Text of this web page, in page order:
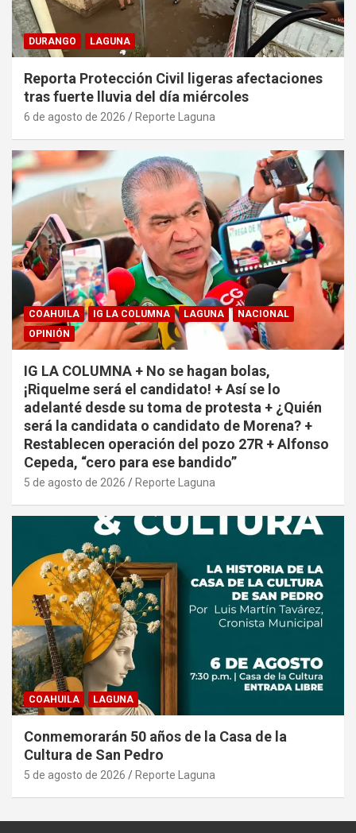
DURANGO LAGUNA
Reporta Protección Civil ligeras afectaciones
tras fuerte lluvia del día miércoles
6 de agosto de 2026 Reporte Laguna
COAHUILA IG LA COLUMNA LAGUNA
NACIONAL
OPINIÓN
IG LA COLUMNA + No se hagan bolas,
¡Riquelme será el candidato! + Así se lo
adelanté desde su toma de protesta + ¿Quién
será la candidata o candidato de Morena? +
Restablecen operación del pozo 27R + Alfonso
Cepeda, “cero para ese bandido”
5 de agosto de 2026 Reporte Laguna
COAHUILA LAGUNA
Conmemorarán 50 años de la Casa de la
Cultura de San Pedro
5 de agosto de 2026 Reporte Laguna